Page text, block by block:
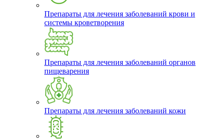
Препараты для лечения заболеваний крови и
системы кроветворения
Препараты для лечения заболеваний органов
пищеварения
Препараты для лечения заболеваний кожи